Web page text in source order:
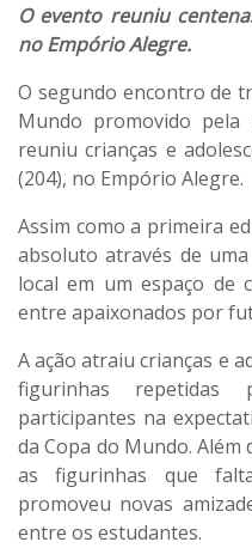
O evento reuniu
no Empório Alegre.
O segundo encontro de
Mundo promovido pela
reuniu crianças e
(204), no Empório Alegre.
Assim como a primeira
absoluto através de
local em um espaço de
entre apaixonados por
A ação atraiu crianças e
figurinhas
participantes na
da Copa do Mundo.
as figurinhas que
promoveu novas
entre os estudantes.